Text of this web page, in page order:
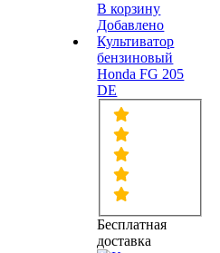
В корзину
Добавлено
Культиватор
бензиновый
Honda FG 205
DE
Бесплатная
доставка